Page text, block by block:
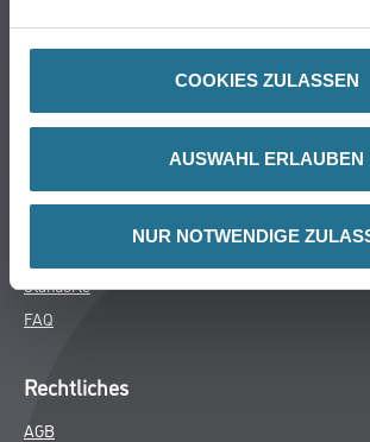
COOKIES ZULASSEN
AUSWAHL ERLAUBEN
NUR NOTWENDIGE
Winkler & Gräbner
Services
Standorte
FAQ
Rechtliches
AGB